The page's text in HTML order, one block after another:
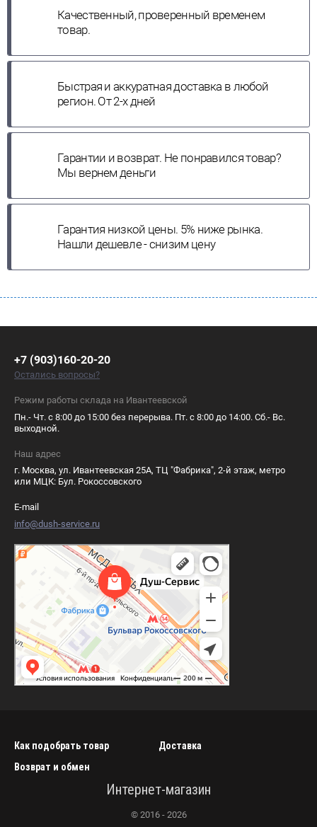
Качественный, проверенный временем
товар.
Быстрая и аккуратная доставка в любой
регион. От 2-х дней
Гарантии и возврат. Не понравился товар?
Мы вернем деньги
Гарантия низкой цены. 5% ниже рынка.
Нашли дешевле - снизим цену
+7 (903)160-20-20
Остались вопросы?
Режим работы склада на Ивантеевской
Пн.- Чт. с 8:00 до 15:00 без перерыва. Пт. с 8:00 до 14:00. Сб.- Вс.
выходной.
Наш адрес
г. Москва, ул. Ивантеевская 25А, ТЦ "Фабрика", 2-й этаж, метро
или МЦК: Бул. Рокоссовского
E-mail
info@dush-service.ru
Душ-Сервис
Магазин сантехники в Москве
Пункт выдачи в Москве
Интернет-магазин
© 2016 - 2026
Как подобрать товар
Доставка
Возврат и обмен